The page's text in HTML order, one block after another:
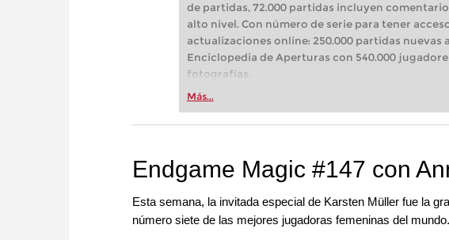
de partidas, 72.000 partidas incluyen
alto nivel. Con número de serie para tener
actualizaciones online: 250.000 partidas nuevas
Enciclopedia de Aperturas con 540.000
fotografías.
Más...
Endgame Magic #147 con
Esta semana, la invitada especial de Karsten Müller fue la
número siete de las mejores jugadoras femeninas del mundo.